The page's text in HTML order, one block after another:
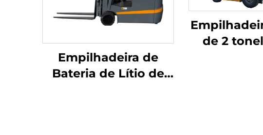
Empilhadeira de
Bateria de Lítio de
de 2